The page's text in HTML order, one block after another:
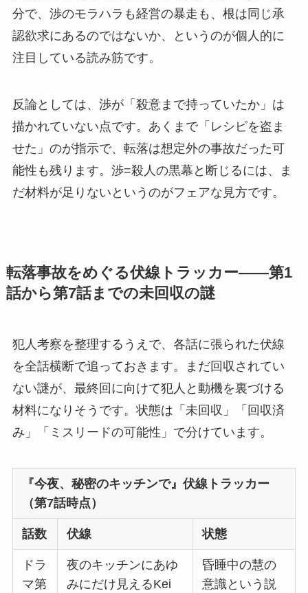
分で、渉のモラハラも経営の暴走も、根は同じ承
認欲求にあるのではないか、というのが個人的に
注目している読み筋です。
反論としては、渉が「殺意まで持っていたか」は
描かれていない点です。あくまで「レシピを盗ま
せた」のが指示で、転落は想定外の事故だった可
能性も残ります。渉=殺人の黒幕と断じるには、ま
だ材料が足りないというのがフェアな見方です。
転落事故をめぐる伏線トラッカー——第1
話から第7話までの未回収の謎
犯人考察を整理するうえで、各話に張られた伏線
を全話横断で追っておきます。まだ回収されてい
ない謎が、最終回に向けて犯人と動機を裏づける
材料になりそうです。状態は「未回収」「回収済
み」「ミスリードの可能性」で分けています。
『今夜、秘密のキッチンで』伏線トラッカー
（第7話時点）
話数 伏線 状態
ドラ
マ第
夜のキッチンにあゆ
みにだけ見えるKei
昏睡中の慧の
意識という説